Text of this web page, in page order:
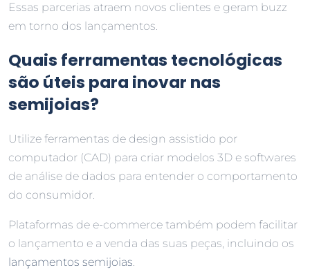
Essas parcerias atraem novos clientes e geram buzz
em torno dos lançamentos.
Quais ferramentas tecnológicas
são úteis para inovar nas
semijoias?
Utilize ferramentas de design assistido por
computador (CAD) para criar modelos 3D e softwares
de análise de dados para entender o comportamento
do consumidor.
Plataformas de e-commerce também podem facilitar
o lançamento e a venda das suas peças, incluindo os
lançamentos semijoias.